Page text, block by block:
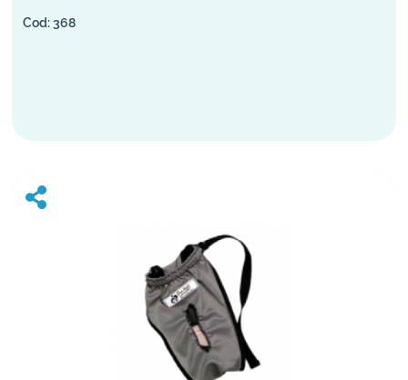
368